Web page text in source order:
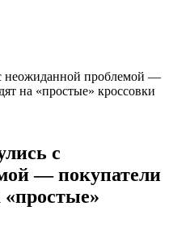
неожиданной проблемой —
на «простые» кроссовки
с
— покупатели
«простые»